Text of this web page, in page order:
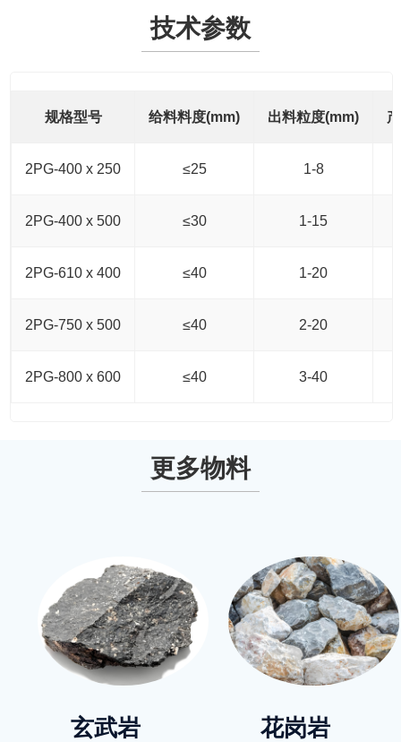
技术参数
规格型号 给料料度(mm) 出料粒度(mm)
2PG-400 x 250 ≤25 1-8
2PG-400 x 500 ≤30 1-15
2PG-610 x 400 ≤40 1-20
2PG-750 x 500 ≤40 2-20
2PG-800 x 600 ≤40 3-40
更多物料
玄武岩 花岗岩